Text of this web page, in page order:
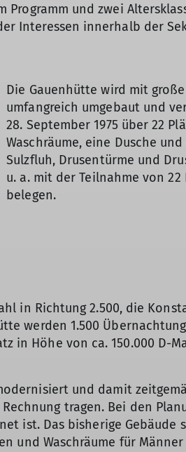
und zwei
Interessen innerhalb der
Die Gauenhütte wird mit
umfangreich umgebaut und
28. September 1975 über 22
Waschräume, eine Dusche
Sulzfluh, Drusentürme und
u. a. mit der Teilnahme von
belegen.
in Richtung 2.500, die
werden 1.500
in Höhe von ca. 150.000 D-
und damit
tragen. Bei den
ist. Das bisherige
und Waschräume für
© DAV Konstanz